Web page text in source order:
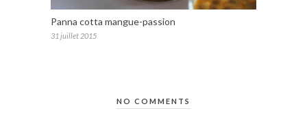
Panna cotta mangue-passion
31 juillet 2015
NO COMMENTS